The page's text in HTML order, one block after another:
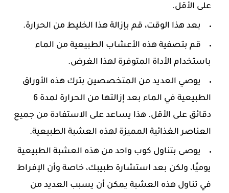
على الأقل.
بعد هذا الوقت، قم بإزالة هذا الخليط من الحرارة.
قم بتصفية هذه الأعشاب الطبيعية من الماء
باستخدام الأداة المتوفرة لهذا الغرض.
يوصي العديد من المتخصصين بترك هذه الأوراق
الطبيعية في الماء بعد إزالتها من الحرارة لمدة 6
دقائق على الأقل. هذا يساعد على الاستفادة من جميع
العناصر الغذائية المميزة لهذه العشبة الطبيعية.
يوصى بتناول كوب واحد من هذه العشبة الطبيعية
يوميًا، ولكن بعد استشارة طبيبك، خاصة وأن الإفراط
في تناول هذه العشبة يمكن أن يسبب العديد من